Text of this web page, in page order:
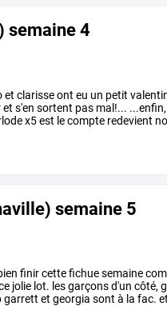
semaine 4
et clarisseont eu un petit
et s'en sortent pas mal!... ...enfin,
x5est lecompte redevient
semaine 5
finircettefichuesemaine
jolie lot. lesgarçonsd'un côté,
garrett et georgia sont à la fac. et